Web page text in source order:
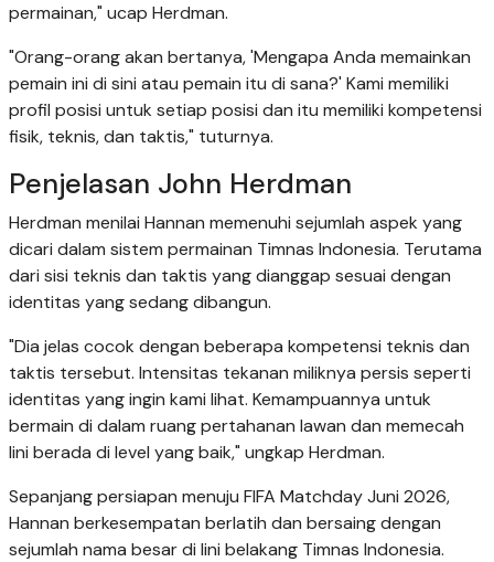
permainan," ucap Herdman.
"Orang-orang akan bertanya, 'Mengapa Anda memainkan
pemain ini di sini atau pemain itu di sana?' Kami memiliki
profil posisi untuk setiap posisi dan itu memiliki kompetensi
fisik, teknis, dan taktis," tuturnya.
Penjelasan John Herdman
Herdman menilai Hannan memenuhi sejumlah aspek yang
dicari dalam sistem permainan Timnas Indonesia. Terutama
dari sisi teknis dan taktis yang dianggap sesuai dengan
identitas yang sedang dibangun.
"Dia jelas cocok dengan beberapa kompetensi teknis dan
taktis tersebut. Intensitas tekanan miliknya persis seperti
identitas yang ingin kami lihat. Kemampuannya untuk
bermain di dalam ruang pertahanan lawan dan memecah
lini berada di level yang baik," ungkap Herdman.
Sepanjang persiapan menuju FIFA Matchday Juni 2026,
Hannan berkesempatan berlatih dan bersaing dengan
sejumlah nama besar di lini belakang Timnas Indonesia.